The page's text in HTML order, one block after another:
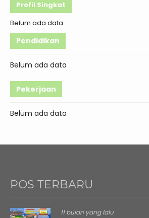
Profil Singkat
Belum ada data
Pendidikan
Belum ada data
Pekerjaan
Belum ada data
POS TERBARU
11 bulan yang lalu